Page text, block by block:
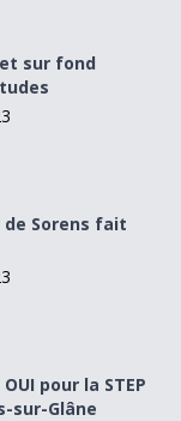
sur fond
Sorens fait
Glâne
pour la STEP
sur-Glâne